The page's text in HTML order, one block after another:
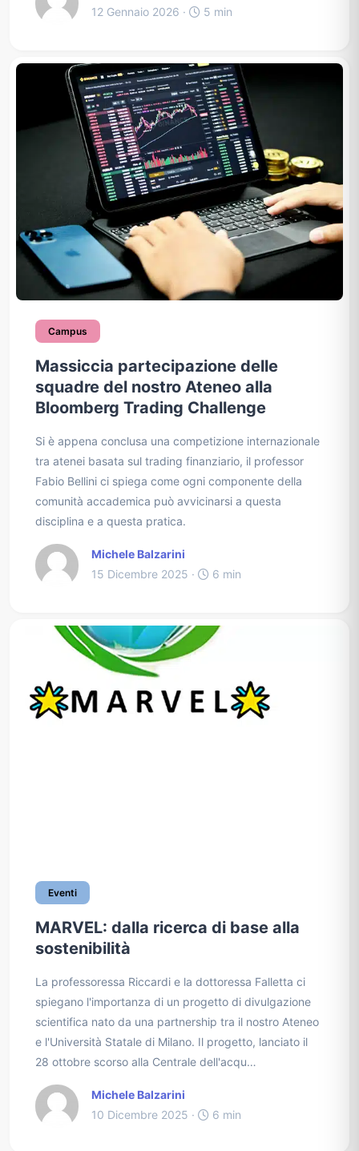
12 Gennaio 2026 ·
5 min
Campus
Massiccia partecipazione delle
squadre del nostro Ateneo alla
Bloomberg Trading Challenge
Si è appena conclusa una competizione internazionale
tra atenei basata sul trading finanziario, il professor
Fabio Bellini ci spiega come ogni componente della
comunità accademica può avvicinarsi a questa
disciplina e a questa pratica.
Michele Balzarini
15 Dicembre 2025 ·
6 min
Eventi
MARVEL: dalla ricerca di base alla
sostenibilità
La professoressa Riccardi e la dottoressa Falletta ci
spiegano l'importanza di un progetto di divulgazione
scientifica nato da una partnership tra il nostro Ateneo
e l'Università Statale di Milano. Il progetto, lanciato il
28 ottobre scorso alla Centrale dell'acqu…
Michele Balzarini
10 Dicembre 2025 ·
6 min